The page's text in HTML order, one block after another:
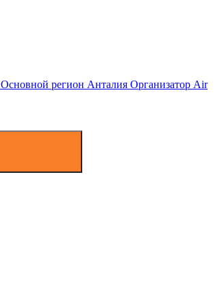
Основной регион Анталия Организатор Air